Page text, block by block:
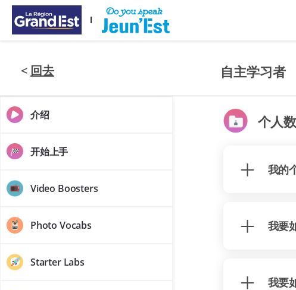
跳至主要内容
< 回去 自主学习者
介绍
开始上手
Video Boosters
Photo Vocabs
Starter Labs
个人
我的
我要
我要